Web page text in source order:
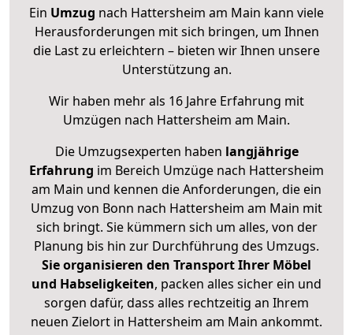
Ein Umzug nach Hattersheim am Main kann viele
Herausforderungen mit sich bringen, um Ihnen
die Last zu erleichtern – bieten wir Ihnen unsere
Unterstützung an.
Wir haben mehr als 16 Jahre Erfahrung mit
Umzügen nach Hattersheim am Main.
Die Umzugsexperten haben langjährige
Erfahrung im Bereich Umzüge nach Hattersheim
am Main und kennen die Anforderungen, die ein
Umzug von Bonn nach Hattersheim am Main mit
sich bringt. Sie kümmern sich um alles, von der
Planung bis hin zur Durchführung des Umzugs.
Sie organisieren den Transport Ihrer Möbel
und Habseligkeiten, packen alles sicher ein und
sorgen dafür, dass alles rechtzeitig an Ihrem
neuen Zielort in Hattersheim am Main ankommt.